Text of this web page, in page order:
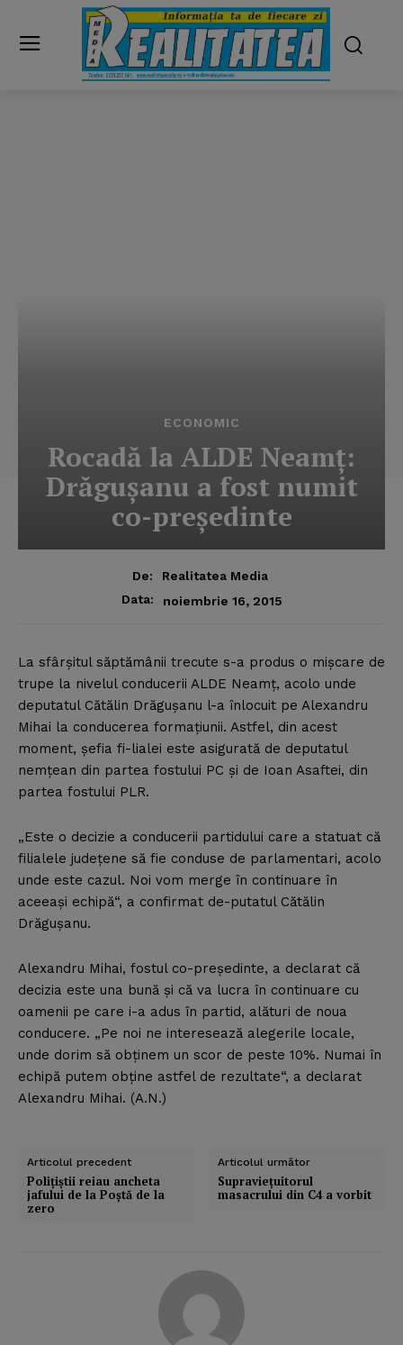
ECONOMIC
Rocadă la ALDE Neamţ:
Drăguşanu a fost numit
co-preşedinte
De:
Realitatea Media
Data:
noiembrie 16, 2015
La sfârşitul săptămânii trecute s-a produs o mişcare de
trupe la nivelul conducerii ALDE Neamţ, acolo unde
deputatul Cătălin Drăguşanu l-a înlocuit pe Alexandru
Mihai la conducerea formaţiunii. Astfel, din acest
moment, şefia fi-lialei este asigurată de deputatul
nemţean din partea fostului PC şi de Ioan Asaftei, din
partea fostului PLR.
„Este o decizie a conducerii partidului care a statuat că
filialele judeţene să fie conduse de parlamentari, acolo
unde este cazul. Noi vom merge în continuare în
aceeaşi echipă“, a confirmat de-putatul Cătălin
Drăguşanu.
Alexandru Mihai, fostul co-preşedinte, a declarat că
decizia este una bună şi că va lucra în continuare cu
oamenii pe care i-a adus în partid, alături de noua
conducere. „Pe noi ne interesează alegerile locale,
unde dorim să obţinem un scor de peste 10%. Numai în
echipă putem obţine astfel de rezultate“, a declarat
Alexandru Mihai. (A.N.)
Articolul precedent
Poliţiştii reiau ancheta
jafului de la Poştă de la
zero
Articolul următor
Supravieţuitorul
masacrului din C4 a vorbit